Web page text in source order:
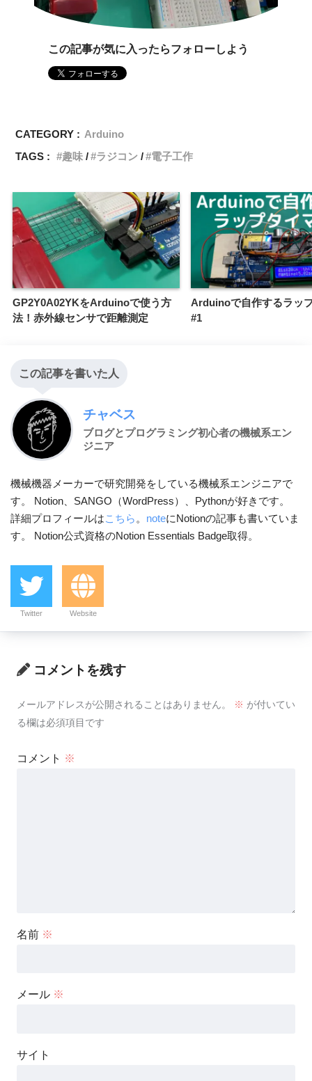
この記事が気に入ったらフォローしよう
CATEGORY : Arduino
TAGS :
趣味 ラジコン 電子工作
GP2Y0A02YKをArduinoで使う方
法！赤外線センサで距離測定
Arduinoで自作するラッ
#1
この記事を書いた人
チャベス
ブログとプログラミング初心者の機械系エン
ジニア
機械機器メーカーで研究開発をしている機械系エンジニアで
す。 Notion、SANGO（WordPress）、Pythonが好きです。
詳細プロフィールはこちら 。 noteにNotionの記事も書いていま
す。 Notion公式資格のNotion Essentials Badge取得。
Twitter Website
コメントを残す
メールアドレスが公開されることはありません。 ※ が付いてい
る欄は必須項目です
コメント ※
名前 ※
メール ※
サイト